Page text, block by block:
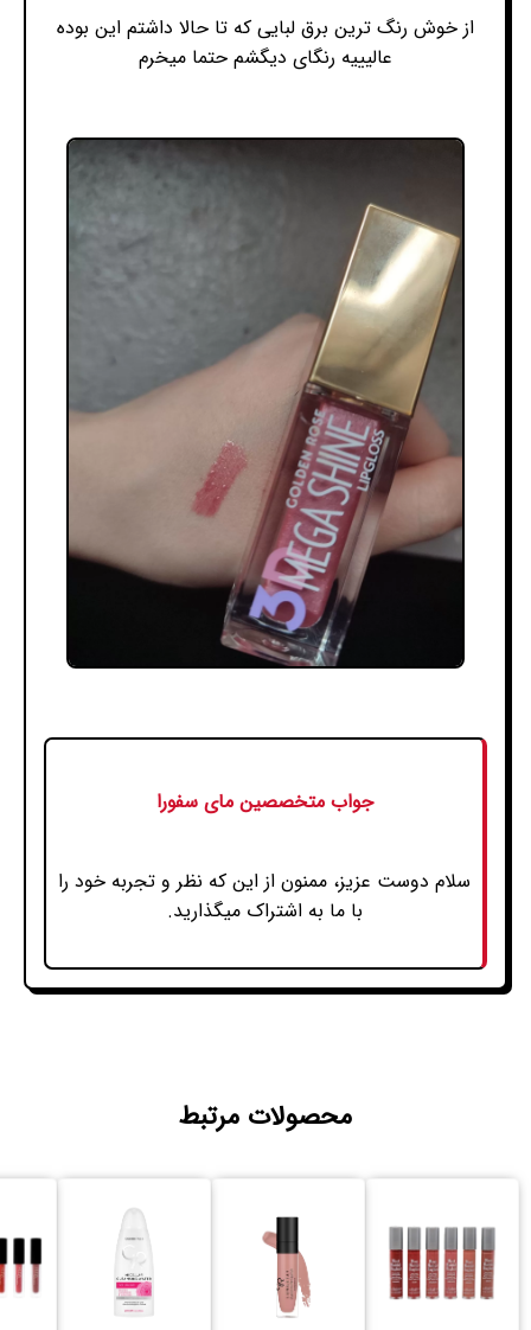
از خوش رنگ ترین برق لبایی که تا حالا داشتم این بوده
عالیییه رنگای دیگشم حتما میخرم
جواب متخصصین مای سفورا
سلام دوست عزیز، ممنون از این که نظر و تجربه خود را
با ما به اشتراک میگذارید.
محصولات مرتبط